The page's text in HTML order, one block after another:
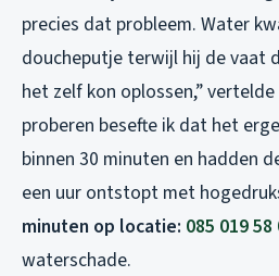
precies dat probleem. Water
doucheputje terwijl hij de vaat
het zelf kon oplossen,”
proberen besefte ik dat het
binnen 30 minuten en hadden
een uur ontstopt met
minuten op locatie: 085 019 58
waterschade.